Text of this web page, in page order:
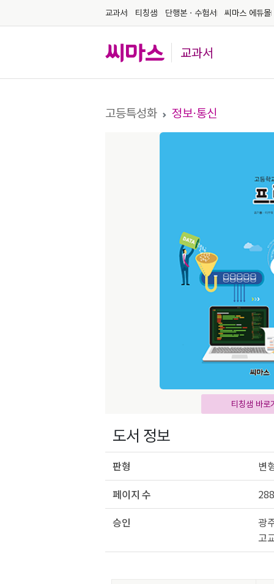
교과서 티칭샘 단행본ㆍ수험서 씨마스 에듀몰
교과서
고등특성화 정보⋅통신
티칭샘 바로
도서 정보
판형
변
페이지 수
승인
광
고